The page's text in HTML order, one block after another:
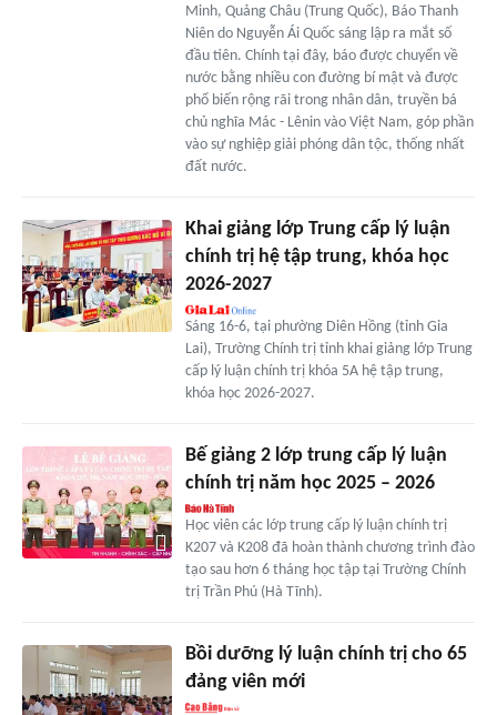
Minh, Quảng Châu (Trung Quốc), Báo Thanh
Niên do Nguyễn Ái Quốc sáng lập ra mắt số
đầu tiên. Chính tại đây, báo được chuyển về
nước bằng nhiều con đường bí mật và được
phổ biến rộng rãi trong nhân dân, truyền bá
chủ nghĩa Mác - Lênin vào Việt Nam, góp phần
vào sự nghiệp giải phóng dân tộc, thống nhất
đất nước.
Khai giảng lớp Trung cấp lý luận
chính trị hệ tập trung, khóa học
2026-2027
Sáng 16-6, tại phường Diên Hồng (tỉnh Gia
Lai), Trường Chính trị tỉnh khai giảng lớp Trung
cấp lý luận chính trị khóa 5A hệ tập trung,
khóa học 2026-2027.
Bế giảng 2 lớp trung cấp lý luận
chính trị năm học 2025 – 2026
Học viên các lớp trung cấp lý luận chính trị
K207 và K208 đã hoàn thành chương trình đào
tạo sau hơn 6 tháng học tập tại Trường Chính
trị Trần Phú (Hà Tĩnh).
Bồi dưỡng lý luận chính trị cho 65
đảng viên mới